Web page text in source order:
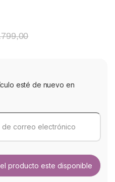
esté de nuevo en